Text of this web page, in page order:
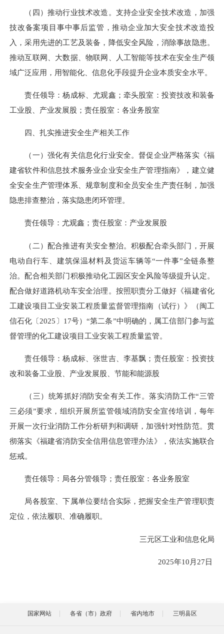
（四）推动行业技术改造。支持企业安全技术改造，加强
技改备案项目事中事后监管，推动企业加大安全技术改造投
入，采用先进的工艺及装备，降低安全风险，消除事故隐患。
推动互联网、大数据、物联网、人工智能等技术在安全生产领
域广泛应用，用智能化、信息化手段提升企业本质安全水平。
责任领导：杨成标、尤观鑫；牵头股室：投资技改和装备
工业股、产业发展股；责任股室：各业务股室
四、扎实推进安全生产相关工作
（一）强化有关信息化行业安全。督促企业严格落实《福
建省软件和信息技术服务业企业安全生产管理指南》，建立健
全安全生产管理体系、规章制度和全员安全生产责任制，加强
隐患排查整治，落实隐患闭环管理。
责任领导：尤观鑫；责任股室：产业发展股
（二）配合推进有关安全整治。积极配合牵头部门，开展
电动自行车、建筑保温材料及货运车辆等“一件事”全链条整
治。配合相关部门积极推动化工园区安全风险等级提升认定。
配合做好道路机动车安全治理。按照职责分工做好《福建省化
工建设项目工业安装工程质量监督管理指南（试行）》（闽工
信石化〔2025〕17号）“第二条”中明确的，属工信部门参与监
督管理的化工建设项目工业安装工程质量监管。
责任领导：杨成标、张世吉、李基飘；责任股室：投资技
改和装备工业股、产业发展股、节能和能源股
（三）统筹抓好消防安全有关工作。落实消防工作“三管
三必须”要求，组织开展所监管领域消防安全宣传培训，每年
开展一次行业消防工作分析研判和调研，加强针对性防范。贯
彻落实《福建省消防安全信用信息管理办法》，依法实施联合
惩戒。
责任领导：局各分管领导；责任股室：各业务股室
局各股室、下属单位要结合实际，把握安全生产管理职责
定位，依法履职、准确履职。
三元区工业和信息化局
2025年10月27日
国家网站 各省（市）政府 省内地市 三明县区